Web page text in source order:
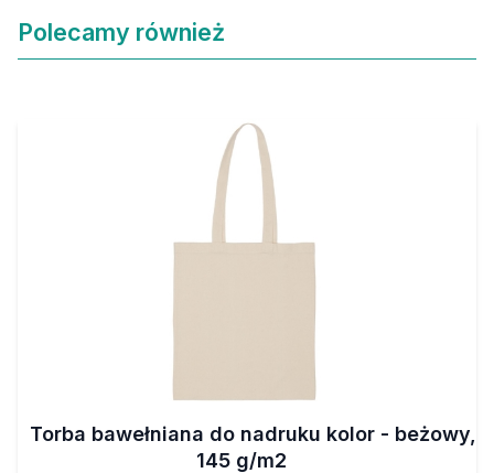
Polecamy również
Torba bawełniana do nadruku kolor - beżowy,
145 g/m2